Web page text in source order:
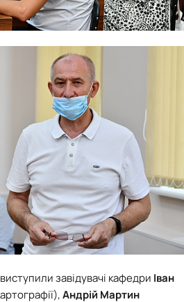
завідувачі кафедри Іван
Андрій Мартин